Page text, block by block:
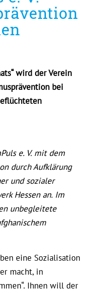
wird der Verein
bei
e. V. mit dem
durch Aufklärung
und sozialer
Hessen an. Im
unbegleitete
eine Sozialisation
macht, in
Ihnen will der